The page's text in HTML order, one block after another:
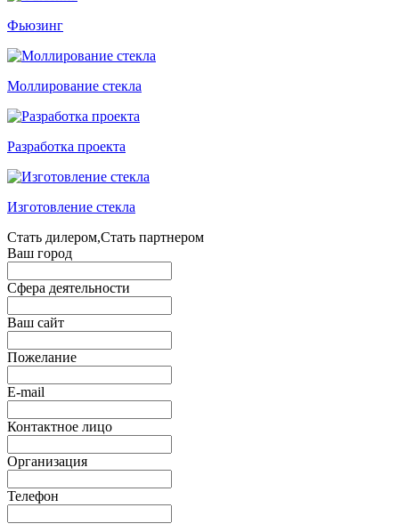
Фьюзинг
Моллирование стекла
Разработка проекта
Изготовление стекла
Стать дилером,Стать партнером
Ваш город
Сфера деятельности
Ваш сайт
Пожелание
E-mail
Контактное лицо
Организация
Телефон